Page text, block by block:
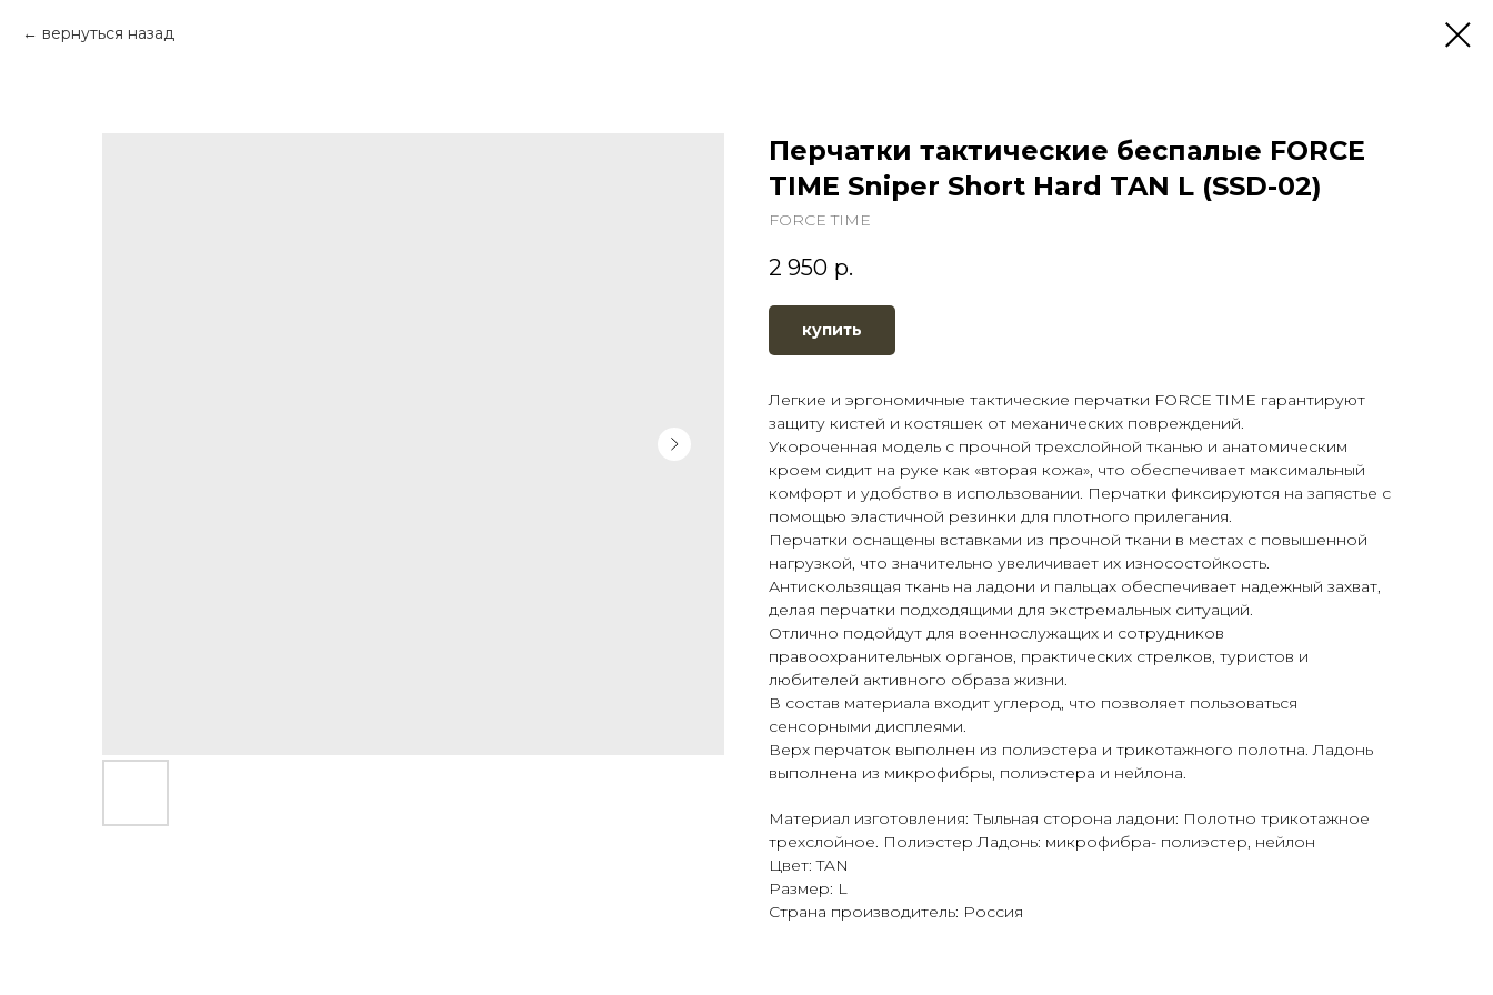
вернуться назад
Перчатки тактические беспалые FORCE
TIME Sniper Short Hard TAN L (SSD-02)
FORCE TIME
2 950 р.
купить
Легкие и эргономичные тактические перчатки FORCE TIME гарантируют
защиту кистей и костяшек от механических повреждений.
Укороченная модель с прочной трехслойной тканью и анатомическим
кроем сидит на руке как «вторая кожа», что обеспечивает максимальный
комфорт и удобство в использовании. Перчатки фиксируются на запястье с
помощью эластичной резинки для плотного прилегания.
Перчатки оснащены вставками из прочной ткани в местах с повышенной
нагрузкой, что значительно увеличивает их износостойкость.
Антискользящая ткань на ладони и пальцах обеспечивает надежный захват,
делая перчатки подходящими для экстремальных ситуаций.
Отлично подойдут для военнослужащих и сотрудников
правоохранительных органов, практических стрелков, туристов и
любителей активного образа жизни.
В состав материала входит углерод, что позволяет пользоваться
сенсорными дисплеями.
Верх перчаток выполнен из полиэстера и трикотажного полотна. Ладонь
выполнена из микрофибры, полиэстера и нейлона.
Материал изготовления: Тыльная сторона ладони: Полотно трикотажное
трехслойное. Полиэстер Ладонь: микрофибра- полиэстер, нейлон
Цвет: TAN
Размер: L
Cтрана производитель: Россия